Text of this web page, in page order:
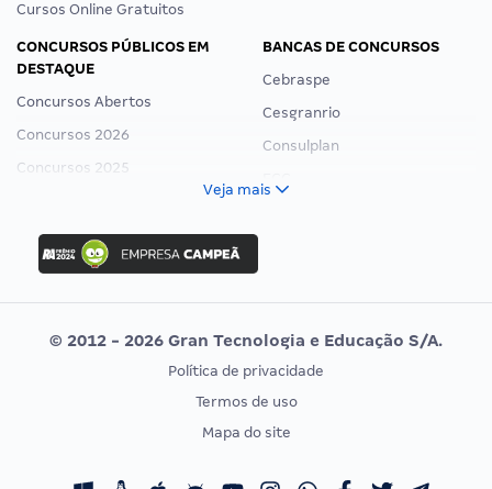
Cursos Online Gratuitos
CONCURSOS PÚBLICOS EM
DESTAQUE
Concursos Abertos
Concursos 2026
Concursos 2025
Concurso Ibama
Concurso MPU
Editais publicados
BANCAS DE CONCURSOS
Cebraspe
Cesgranrio
Consulplan
Vunesp
CONCURSOS POR PROFISSÃO
Concursos Fiscais
EXAME DE ORDEM
Calendário OAB
Veja mais
© 2012 - 2026 Gran Tecnologia e Educação S/A.
Política de privacidade
Termos de uso
Mapa do site